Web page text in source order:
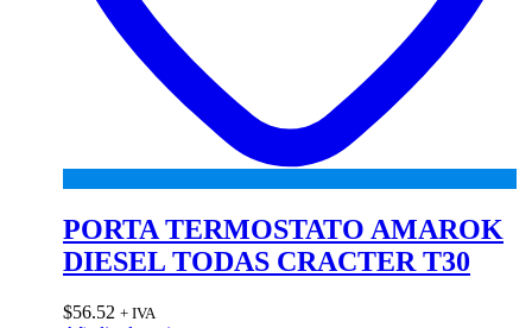
PORTA TERMOSTATO AMAROK
DIESEL TODAS CRACTER T30
$56.52 + IVA